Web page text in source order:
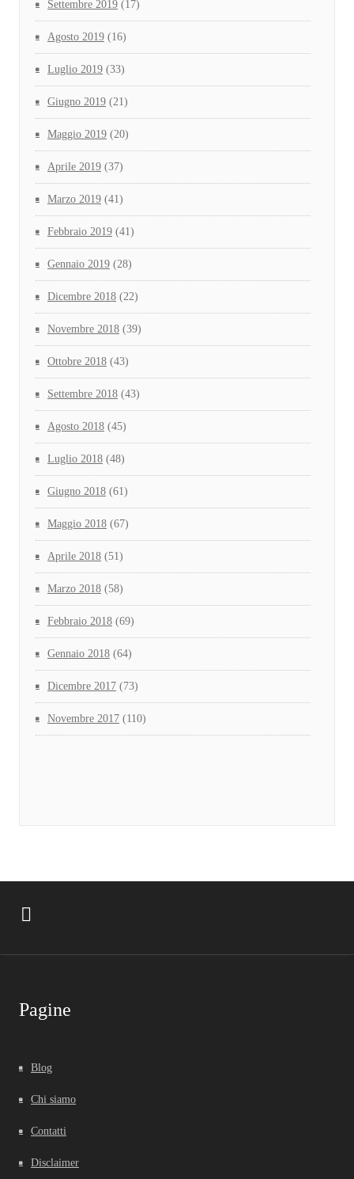
Settembre 2019 (17)
Agosto 2019 (16)
Luglio 2019 (33)
Giugno 2019 (21)
Maggio 2019 (20)
Aprile 2019 (37)
Marzo 2019 (41)
Febbraio 2019 (41)
Gennaio 2019 (28)
Dicembre 2018 (22)
Novembre 2018 (39)
Ottobre 2018 (43)
Settembre 2018 (43)
Agosto 2018 (45)
Luglio 2018 (48)
Giugno 2018 (61)
Maggio 2018 (67)
Aprile 2018 (51)
Marzo 2018 (58)
Febbraio 2018 (69)
Gennaio 2018 (64)
Dicembre 2017 (73)
Novembre 2017 (110)
Pagine
Blog
Chi siamo
Contatti
Disclaimer